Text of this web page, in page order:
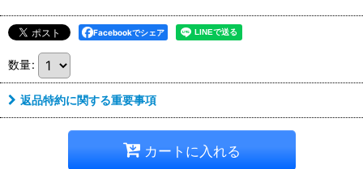
Facebookでシェア
数量:
返品特約に関する重要事項
カートに入れる